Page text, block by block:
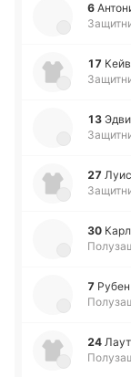
6
17
13
27
30
7
24